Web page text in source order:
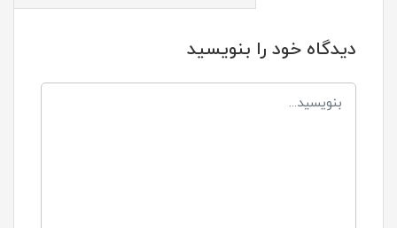
دیدگاه خود را بنویسید